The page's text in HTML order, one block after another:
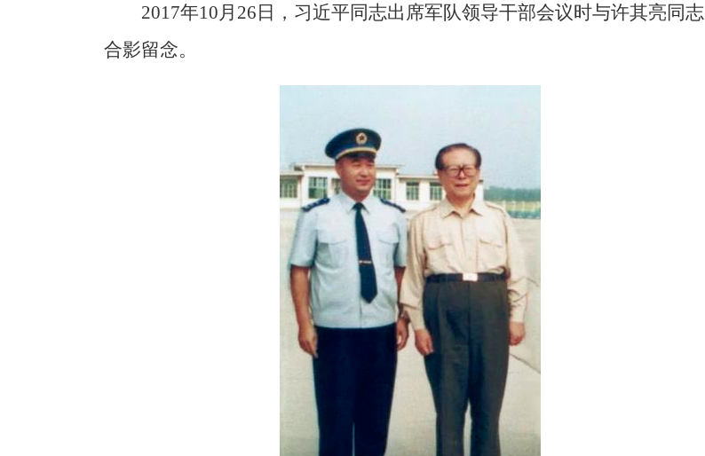
2017年10月26日，习近平同志出席军队领导干部会议时与许其亮同志
合影留念。